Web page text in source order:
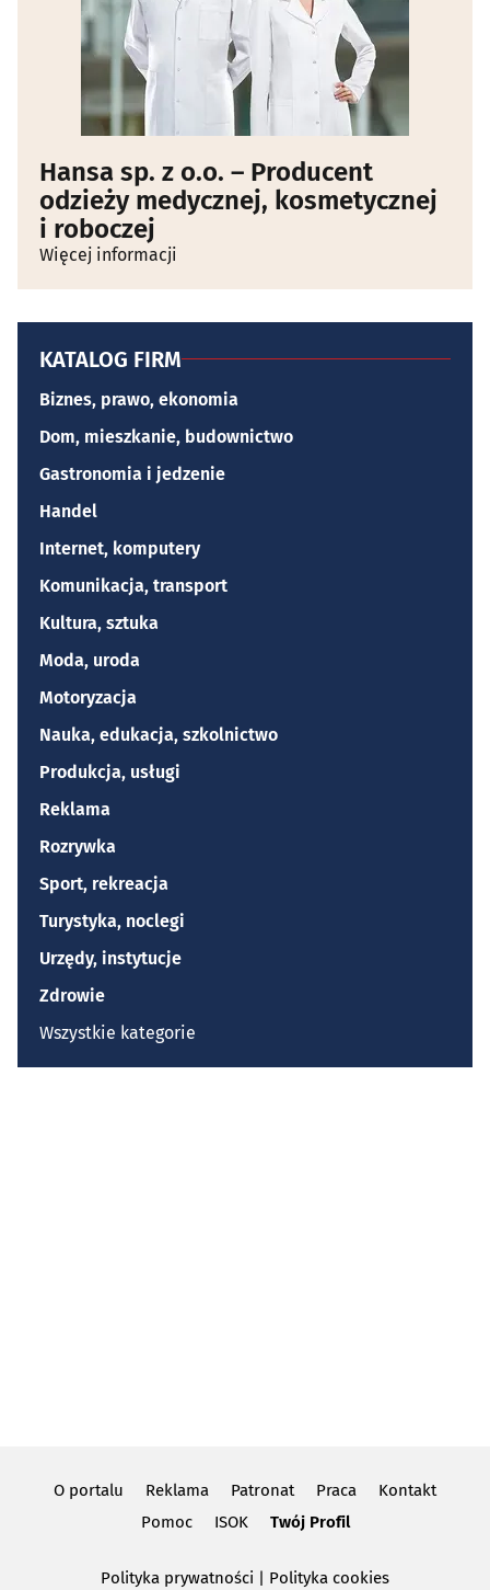
Hansa sp. z o.o. – Producent
odzieży medycznej, kosmetycznej
i roboczej
Więcej informacji
KATALOG FIRM
Biznes, prawo, ekonomia
Dom, mieszkanie, budownictwo
Gastronomia i jedzenie
Handel
Internet, komputery
Komunikacja, transport
Kultura, sztuka
Moda, uroda
Motoryzacja
Nauka, edukacja, szkolnictwo
Produkcja, usługi
Reklama
Rozrywka
Sport, rekreacja
Turystyka, noclegi
Urzędy, instytucje
Zdrowie
Wszystkie kategorie
O portalu Reklama Patronat Praca
Kontakt
Pomoc
ISOK Twój Profil
Polityka prywatności | Polityka cookies